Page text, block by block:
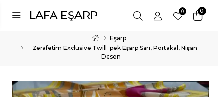
LAFA EŞARP 0
0
Eşarp
Zerafetim Exclusive Twill İpek Eşarp Sarı, Portakal, Nişan
Desen